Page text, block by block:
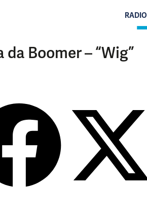
RADIO
da Boomer – “Wig”